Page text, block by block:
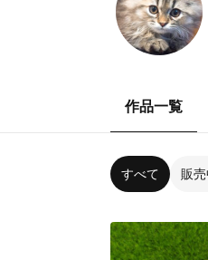
作品一覧
すべて 販